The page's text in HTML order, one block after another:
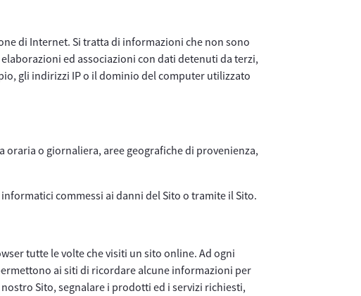
di Internet. Si tratta di informazioni che non sono
ed associazioni con dati detenuti da terzi,
gli indirizzi IP o il dominio del computer utilizzato
o giornaliera, aree geografiche di provenienza,
commessi ai danni del Sito o tramite il Sito.
tutte le volte che visiti un sito online. Ad ogni
ai siti di ricordare alcune informazioni per
Sito, segnalare i prodotti ed i servizi richiesti,